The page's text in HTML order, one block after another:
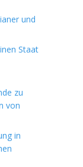
und
Staat
zu
von
in